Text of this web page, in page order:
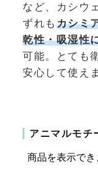
など、カシウ
ずれも カシミ
乾性・吸湿性
可能。とても
安心して使え
アニマルモチ